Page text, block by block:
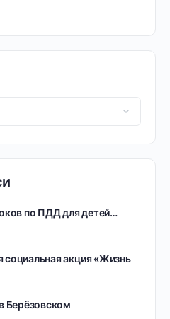
по ПДД для детей…
социальная акция «Жизнь
Берёзовском